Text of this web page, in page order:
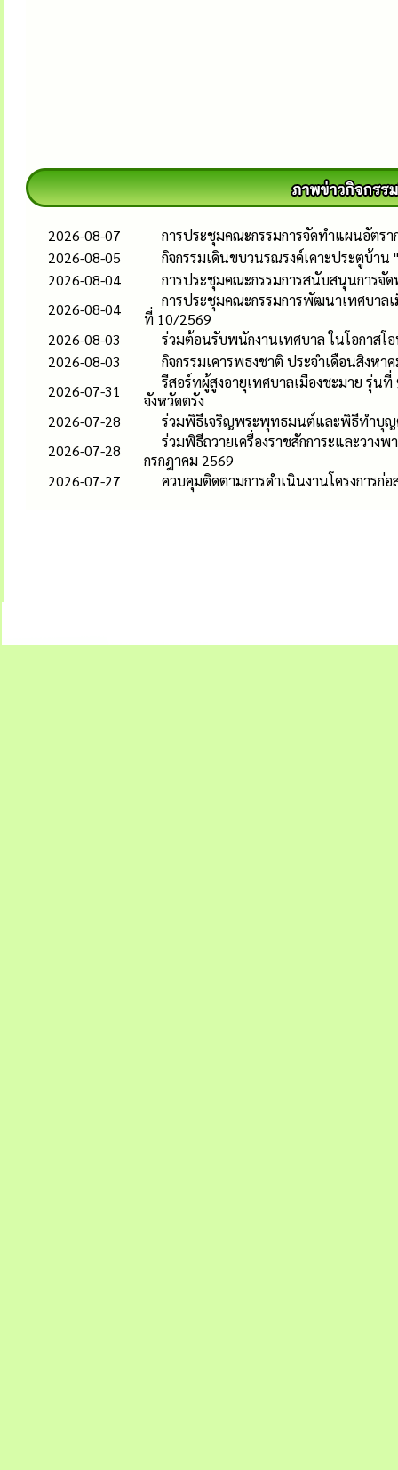
2026-08-07
การประชุมคณะกรรมการจัดทำแผนอัตร
2026-08-05
กิจกรรมเดินขบวนรณรงค์เคาะประตูบ้าน
2026-08-04
การประชุมคณะกรรมการสนับสนุนการจั
2026-08-04
การประชุมคณะกรรมการพัฒนาเทศบาล
ที่ 10/2569
2026-08-03
ร่วมต้อนรับพนักงานเทศบาล ในโอกาสโ
2026-08-03
กิจกรรมเคารพธงชาติ ประจำเดือนสิงหา
2026-07-31
รีสอร์ทผู้สูงอายุเทศบาลเมืองชะมาย รุ่
จังหวัดตรัง
2026-07-28
ร่วมพิธีเจริญพระพุทธมนต์และพิธีทำบุญตั
2026-07-28
ร่วมพิธีถวายเครื่องราชสักการะและวา
กรกฎาคม 2569
2026-07-27
ควบคุมติดตามการดำเนินงานโครงการ